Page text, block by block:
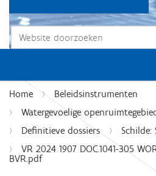
Zoek
Home
Beleidsinstrumenten
Watergevoelige
Definitieve dossiers
Schilde:
VR 2024 1907 DOC.1041-305
BVR.pdf